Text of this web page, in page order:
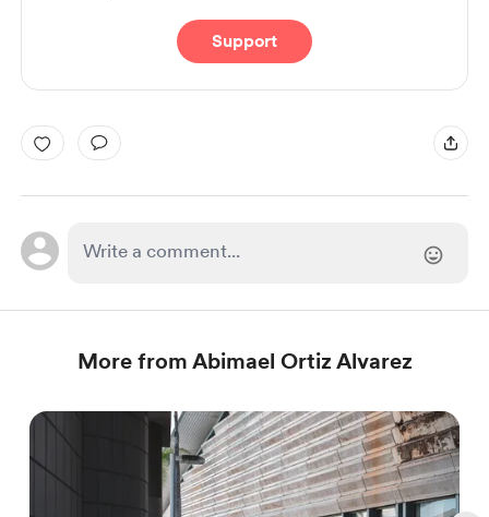
Support
More from Abimael Ortiz Alvarez